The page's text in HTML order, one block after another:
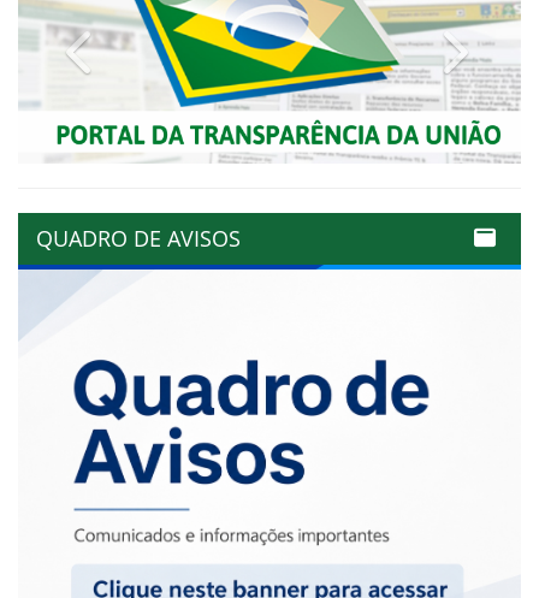
Previous Next
QUADRO DE AVISOS